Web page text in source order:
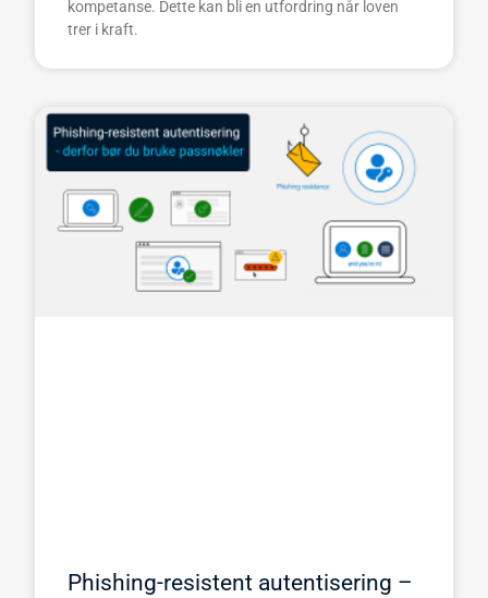
kompetanse. Dette kan bli en utfordring når loven
trer i kraft.
Phishing-resistent autentisering –